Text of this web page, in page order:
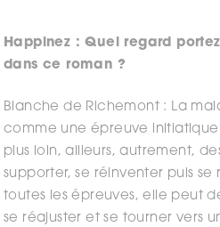
Happinez : Quel regard
dans ce roman ?
Blanche de Richemont : La
comme une épreuve
plus loin, ailleurs, autrement,
supporter, se réinventer puis se
toutes les épreuves, elle peut
se réajuster et se tourner vers